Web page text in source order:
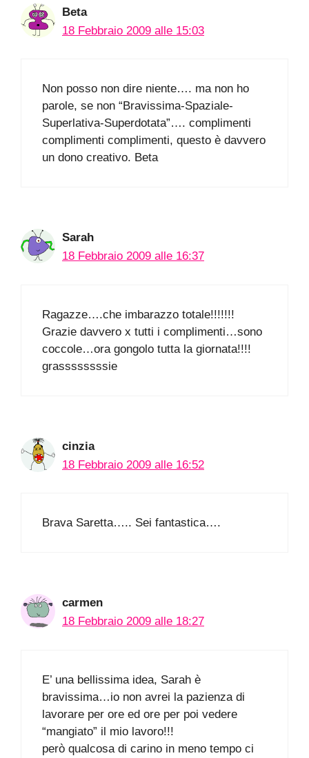
Beta
18 Febbraio 2009 alle 15:03
Non posso non dire niente…. ma non ho
parole, se non “Bravissima-Spaziale-
Superlativa-Superdotata”…. complimenti
complimenti complimenti, questo è davvero
un dono creativo. Beta
Sarah
18 Febbraio 2009 alle 16:37
Ragazze….che imbarazzo totale!!!!!!!
Grazie davvero x tutti i complimenti…sono
coccole…ora gongolo tutta la giornata!!!!
grassssssssie
cinzia
18 Febbraio 2009 alle 16:52
Brava Saretta….. Sei fantastica….
carmen
18 Febbraio 2009 alle 18:27
E’ una bellissima idea, Sarah è
bravissima…io non avrei la pazienza di
lavorare per ore ed ore per poi vedere
“mangiato” il mio lavoro!!!
però qualcosa di carino in meno tempo ci